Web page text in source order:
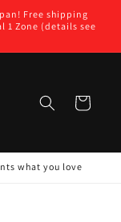
Free shipping
1 Zone (details see
Cart
what you love